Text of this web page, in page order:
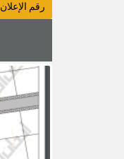
رقم الإعلان 31724